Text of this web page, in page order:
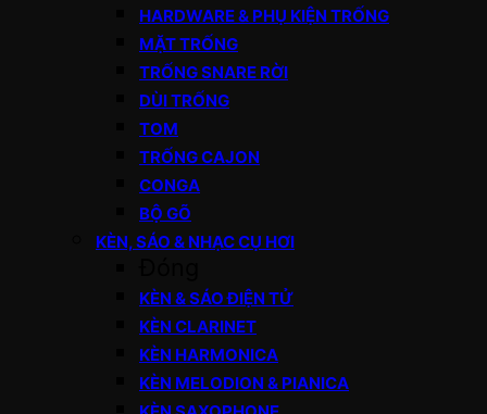
HARDWARE & PHỤ KIỆN TRỐNG
MẶT TRỐNG
TRỐNG SNARE RỜI
DÙI TRỐNG
TOM
TRỐNG CAJON
CONGA
BỘ GÕ
KÈN, SÁO & NHẠC CỤ HƠI
KÈN & SÁO ĐIỆN TỬ
KÈN CLARINET
KÈN HARMONICA
KÈN MELODION & PIANICA